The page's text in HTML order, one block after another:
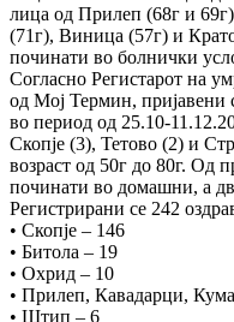
лица од Прилеп (68г и
(71г), Виница (57г) и
починати во болнички
Согласно Регистарот на
од Мој Термин, пријавени
во период од 25.10-
Скопје (3), Тетово (2) и
возраст од 50г до 80г. Од
починати во домашни, а
Регистрирани сe 242
• Скопје – 146
• Битола – 19
• Охрид – 10
• Прилеп, Кавадарци,
• Штип – 6